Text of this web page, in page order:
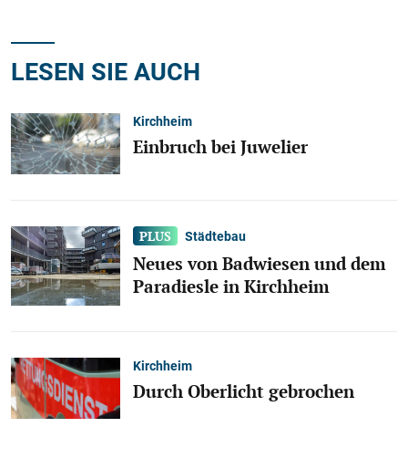
LESEN SIE AUCH
Kirchheim
Einbruch bei Juwelier
Städtebau
Neues von Badwiesen und dem
Paradiesle in Kirchheim
Kirchheim
Durch Oberlicht gebrochen